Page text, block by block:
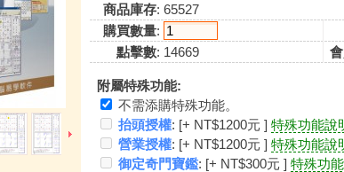
商品庫存: 65527
購買數量:
點擊數: 14669
附屬特殊功能:
不需添購特殊功能。
抬頭授權: [+ NT$1200元 ] 特殊功能說
營業授權: [+ NT$1200元 ] 特殊功能說
御定奇門寶鑑: [+ NT$300元 ] 特殊功